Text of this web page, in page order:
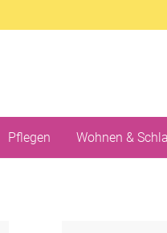
Pflegen Wohnen &